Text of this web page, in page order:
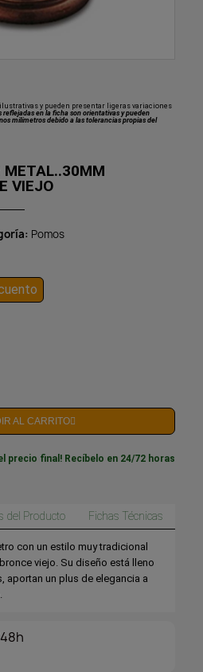
y pueden presentar ligeras variaciones
reflejadas en la ficha son orientativas y pueden
milímetros debido a las tolerancias propias del
METAL..30MM
VIEJO
Pomos
AL CARRITO
precio final! Recíbelo en 24/72 horas
del Producto Fichas Técnicas
con un estilo muy tradicional
viejo. Su diseño está lleno
aportan un plus de elegancia a